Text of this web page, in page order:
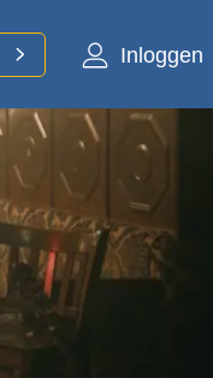
Inloggen